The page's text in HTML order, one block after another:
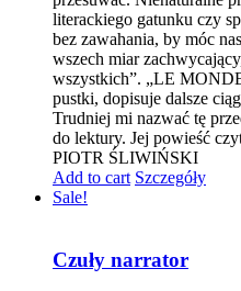
literackiego gatunku czy
bez zawahania, by móc
wszech miar
wszystkich”. „LE
pustki, dopisuje dalsze
Trudniej mi nazwać tę
do lektury. Jej powieść
PIOTR ŚLIWIŃSKI
Add to cart Szczegóły
Sale!
Czuły narrator